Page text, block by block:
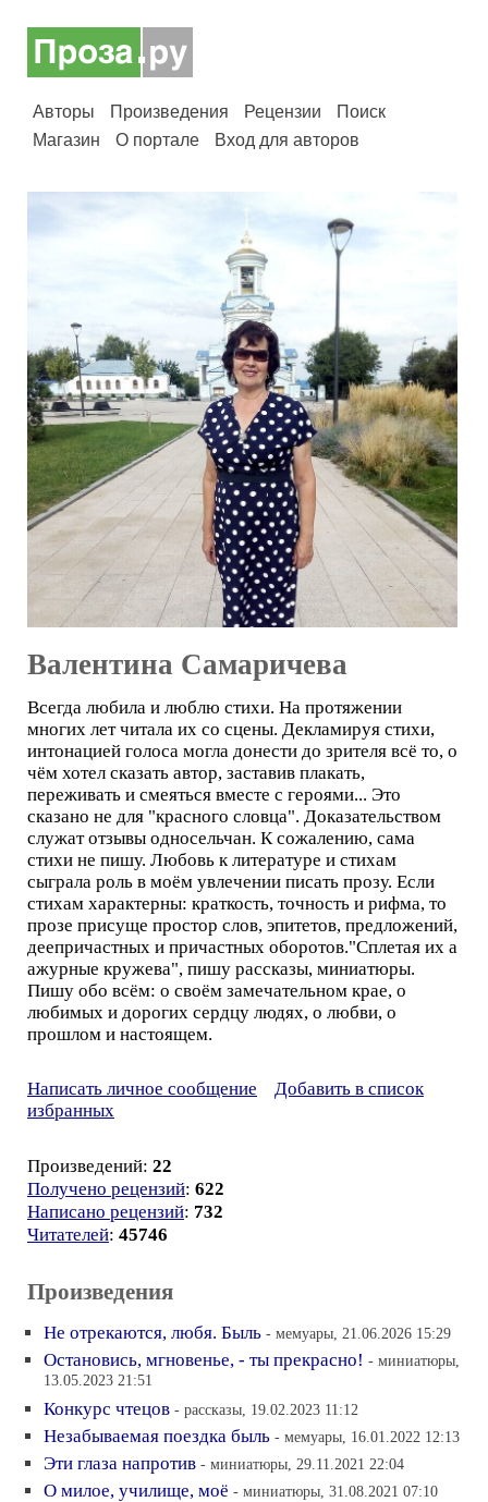
Авторы Произведения Рецензии
Поиск
Магазин
О портале Вход для авторов
Валентина Самаричева
Всегда любила и люблю стихи. На протяжении
многих лет читала их со сцены. Декламируя стихи,
интонацией голоса могла донести до зрителя всё то, о
чём хотел сказать автор, заставив плакать,
переживать и смеяться вместе с героями... Это
сказано не для "красного словца". Доказательством
служат отзывы односельчан. К сожалению, сама
стихи не пишу. Любовь к литературе и стихам
сыграла роль в моём увлечении писать прозу. Если
стихам характерны: краткость, точность и рифма, то
прозе присуще простор слов, эпитетов, предложений,
деепричастных и причастных оборотов."Сплетая их а
ажурные кружева", пишу рассказы, миниатюры.
Пишу обо всём: о своём замечательном крае, о
любимых и дорогих сердцу людях, о любви, о
прошлом и настоящем.
Написать личное сообщение
Добавить в список
избранных
Произведений: 22
Получено рецензий: 622
Написано рецензий: 732
Читателей: 45746
Произведения
Не отрекаются, любя. Быль - мемуары, 21.06.2026 15:29
Остановись, мгновенье, - ты прекрасно! - миниатюры,
13.05.2023 21:51
Конкурс чтецов - рассказы, 19.02.2023 11:12
Незабываемая поездка быль - мемуары, 16.01.2022 12:13
Эти глаза напротив - миниатюры, 29.11.2021 22:04
О милое, училище, моё - миниатюры, 31.08.2021 07:10